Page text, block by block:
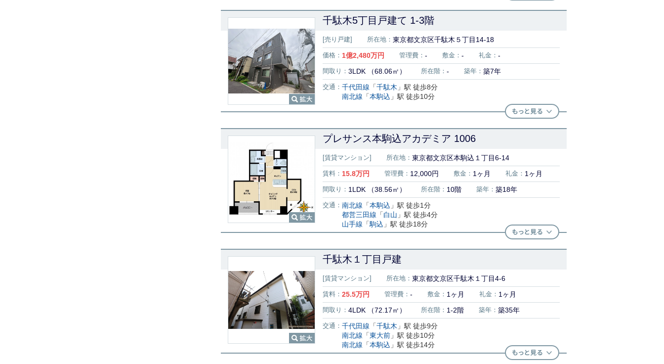
千駄木5丁目戸建て 1-3階
[売り戸建] 所在地： 東京都文京区千駄木５丁目14-18
価格： 1億2,480万円 管理費： - 敷金： - 礼金： -
間取り： 3LDK （68.06㎡） 所在階： - 築年： 築7年
交通： 千代田線 「千駄木 」駅 徒歩8分
南北線 「本駒込 」駅 徒歩10分
プレサンス本駒込アカデミア 1006
[賃貸マンション] 所在地： 東京都文京区本駒込１丁目6-14
賃料： 15.8万円 管理費： 12,000円 敷金： 1ヶ月 礼金： 1ヶ月
間取り： 1LDK （38.56㎡） 所在階： 10階 築年： 築18年
交通： 南北線 「本駒込 」駅 徒歩1分
都営三田線 「白山 」駅 徒歩4分
山手線 「駒込 」駅 徒歩18分
千駄木１丁目戸建
[賃貸マンション] 所在地： 東京都文京区千駄木１丁目4-6
賃料： 25.5万円 管理費： - 敷金： 1ヶ月 礼金： 1ヶ月
間取り： 4LDK （72.17㎡） 所在階： 1-2階 築年： 築35年
交通： 千代田線 「千駄木 」駅 徒歩9分
南北線 「東大前 」駅 徒歩10分
南北線 「本駒込 」駅 徒歩14分